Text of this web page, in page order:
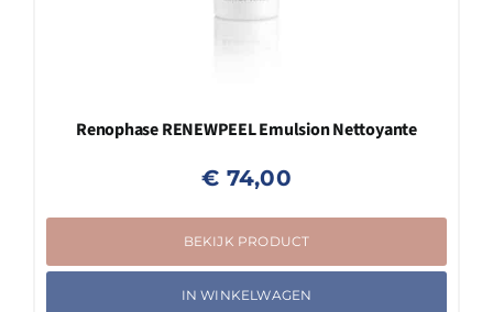
Renophase RENEWPEEL Emulsion Nettoyante
€ 74,00
BEKIJK PRODUCT
IN WINKELWAGEN